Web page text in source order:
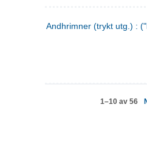
Andhrimner (trykt utg.) :
1–10 av 56